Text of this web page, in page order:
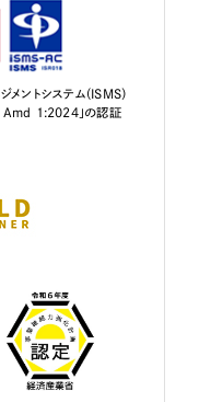
メントシステム（ISMS）
1:2024」の認証